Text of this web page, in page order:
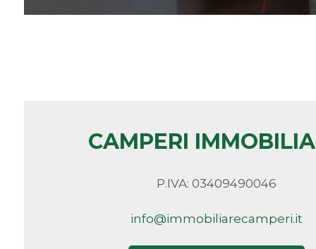
CAMPERI
P.IVA: 03409490046
info@immobiliarecamperi.it